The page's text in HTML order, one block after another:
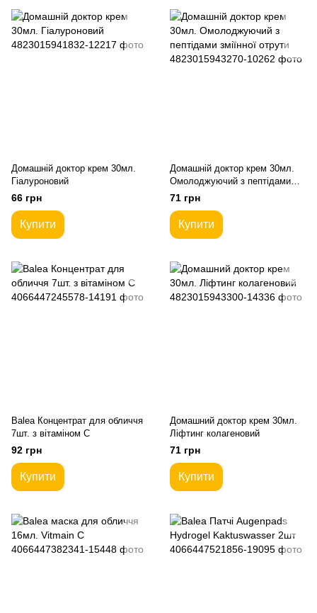
Домашній доктор крем 30мл.
Гіалуроновий
66 грн
Купити
Домашній доктор крем 30мл.
Омолоджуючий з пептідами
зміїнної отрути
71 грн
Купити
Balea Концентрат для обличчя
7шт. з вітаміном С
92 грн
Купити
Домашний доктор крем 30мл.
Ліфтинг колагеновий
71 грн
Купити